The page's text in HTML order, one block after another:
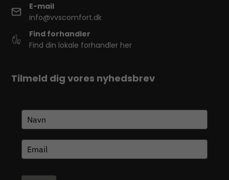
E-mail
info@vvscomfort.dk
Find forhandler
Find din lokale forhandler her
Tilmeld dig vores nyhedsbrev